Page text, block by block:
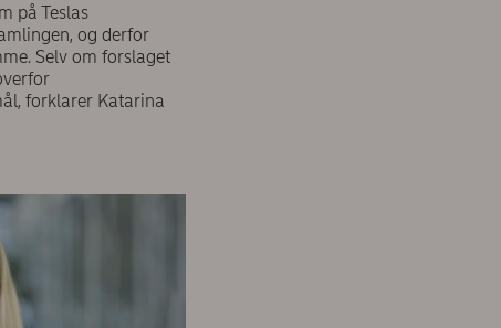
på Teslas
og derfor
Selv om forslaget
forklarer Katarina